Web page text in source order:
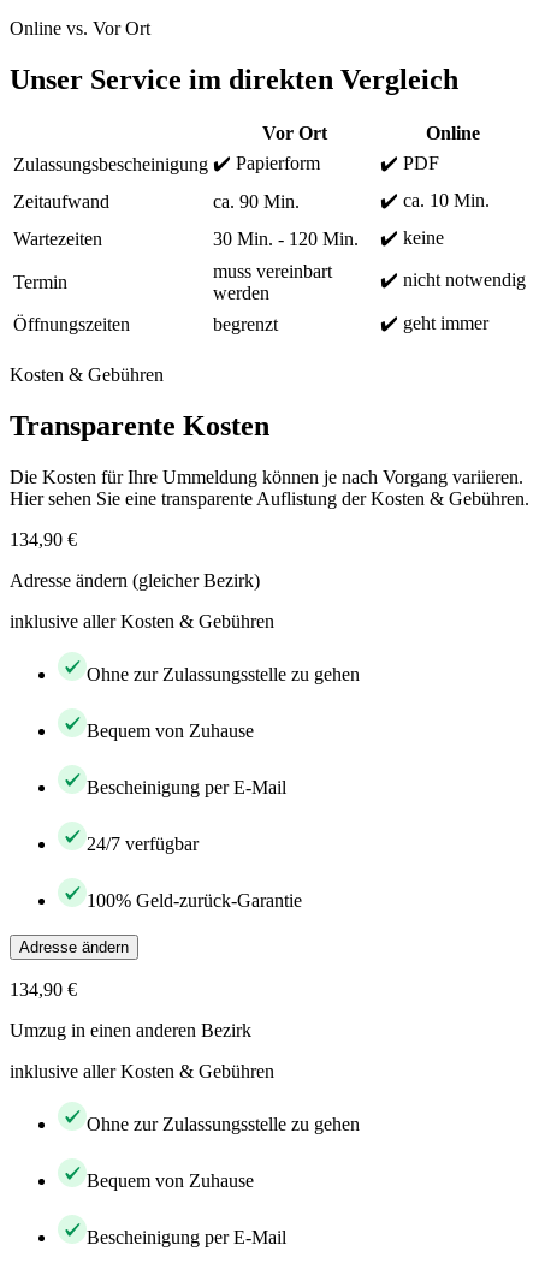
Online vs. Vor Ort
Unser Service im direkten Vergleich
Vor Ort
Online
Zulassungsbescheinigung ✔️ Papierform
✔️ PDF
Zeitaufwand
ca. 90 Min.
✔️ ca. 10 Min.
Wartezeiten
30 Min. - 120 Min. ✔️ keine
Termin
muss vereinbart
werden
✔️ nicht notwendig
Öffnungszeiten begrenzt ✔️ geht immer
Kosten & Gebühren
Transparente Kosten
Die Kosten für Ihre Ummeldung können je nach Vorgang variieren.
Hier sehen Sie eine transparente Auflistung der Kosten & Gebühren.
134,90 €
Adresse ändern (gleicher Bezirk)
inklusive aller Kosten & Gebühren
Ohne zur Zulassungsstelle zu gehen
Bequem von Zuhause
Bescheinigung per E-Mail
24/7 verfügbar
100% Geld-zurück-Garantie
Adresse ändern
134,90 €
Umzug in einen anderen Bezirk
inklusive aller Kosten & Gebühren
Ohne zur Zulassungsstelle zu gehen
Bequem von Zuhause
Bescheinigung per E-Mail